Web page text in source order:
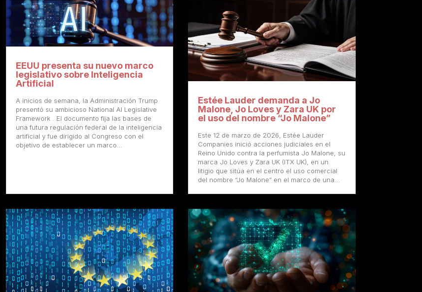
EEUU presenta su nuevo marco
legislativo sobre Inteligencia
Artificial
A inicios de semana, la Administración Trump
presentó su ambicioso National AI Legislative
Framework . El documento fija las bases de
una futura regulación federal de la inteligencia
artificial y fue dirigido al Congreso con el
objetivo de establecer un marco…
Estée Lauder demanda a Jo
Malone, Jo Loves y Zara UK por
el uso del nombre “Jo Malone”
Este 12 de marzo de 2026, Estée Lauder
Companies inició acciones judiciales en el
Reino Unido contra la perfumista Jo Malone, su
marca Jo Loves y Zara UK (ITX UK), en un
litigio que sitúa en el centro el uso comercial
del nombre “Jo Malone” en el marco de una…